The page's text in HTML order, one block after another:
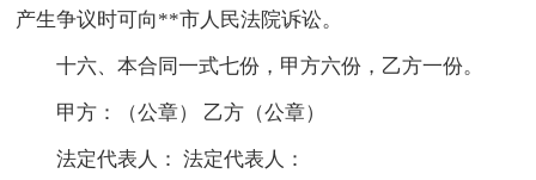
产生争议时可向**市人民法院诉讼。
十六、本合同一式七份，甲方六份，乙方一份。
甲方：（公章） 乙方（公章）
法定代表人： 法定代表人：